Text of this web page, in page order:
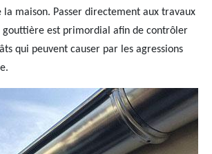
la maison. Passer directement aux travaux
gouttière est primordial afin de contrôler
qui peuvent causer par les agressions